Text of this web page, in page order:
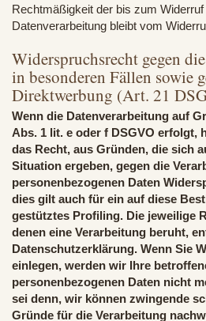
Rechtmäßigkeit der bis zum Widerruf
Datenverarbeitung bleibt vom
Widerspruchsrecht gegen
in besonderen Fällen sowie
Direktwerbung (Art. 21
Wenn die Datenverarbeitung auf
Abs. 1 lit. e oder f DSGVO erfolgt,
das Recht, aus Gründen, die sich
Situation ergeben, gegen die
personenbezogenen Daten
dies gilt auch für ein auf diese
gestütztes Profiling. Die jeweilige
denen eine Verarbeitung beruht,
Datenschutzerklärung. Wenn Sie
einlegen, werden wir Ihre
personenbezogenen Daten nicht
sei denn, wir können zwingende
Gründe für die Verarbeitung